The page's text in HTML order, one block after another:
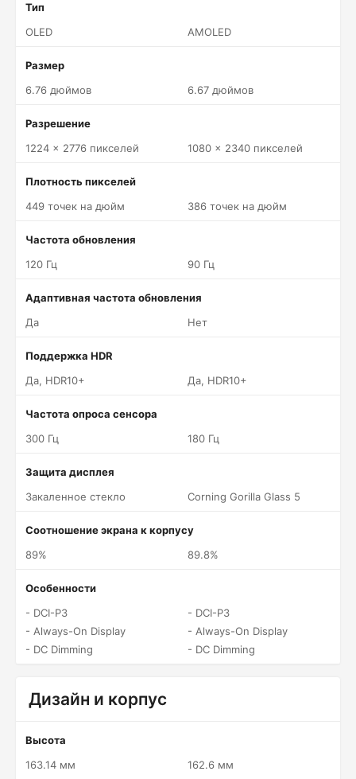
Тип
OLED
AMOLED
Размер
6.76 дюймов
6.67 дюймов
Разрешение
1224 x 2776 пикселей
1080 x 2340 пикселей
Плотность пикселей
449 точек на дюйм
386 точек на дюйм
Частота обновления
120 Гц
90 Гц
Адаптивная частота обновления
Да
Нет
Поддержка HDR
Да, HDR10+
Да, HDR10+
Частота опроса сенсора
300 Гц
180 Гц
Защита дисплея
Закаленное стекло
Corning Gorilla Glass 5
Соотношение экрана к корпусу
89%
89.8%
Особенности
- DCI-P3
- Always-On Display
- DC Dimming
- DCI-P3
- Always-On Display
- DC Dimming
Дизайн и корпус
Высота
163.14 мм
162.6 мм